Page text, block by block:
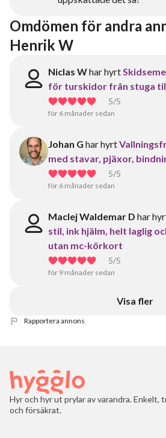
Omdömen för andra
Henrik W
Niclas Whar hyrt
för turskidor från stuga
5/5
för 6 månader sedan
Johan G har hyrt
med stavar, pjäxor,
5/5
för 6 månader sedan
MacIej Waldemar D har
stil, ink hjälm, helt laglig
utan mc-körkort
5/5
för 9 månader sedan
Visa fler
Rapportera annons
Hyr och hyr ut prylar av varandra. Enkelt,
och försäkrat.